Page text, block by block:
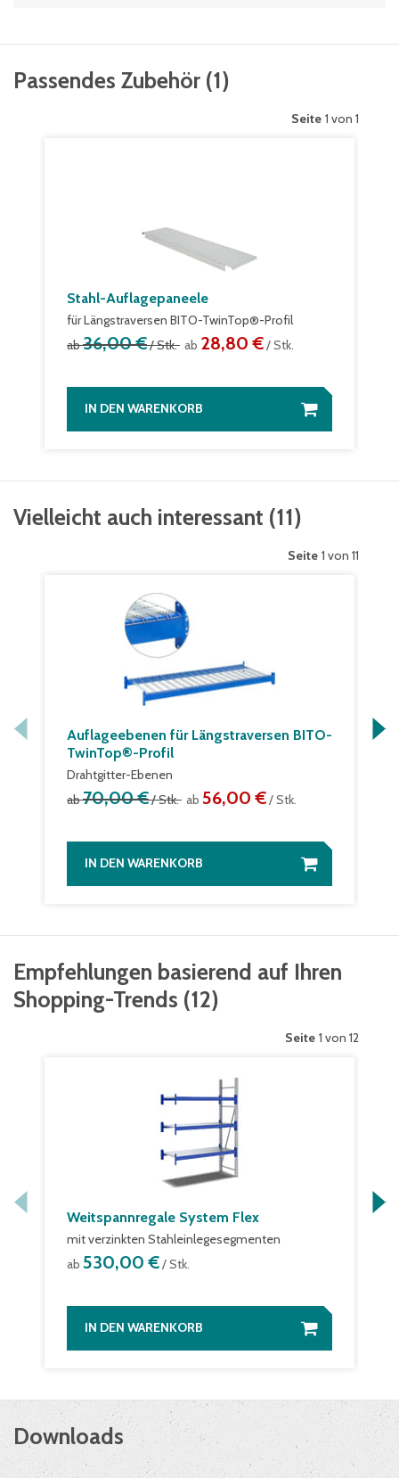
Passendes Zubehör (1)
Seite 1 von 1
Stahl-Auflagepaneele
für Längstraversen BITO-TwinTop®-Profil
ab36,00 €/ Stk. ab 28,80 €/ Stk.
IN DEN WARENKORB
Vielleicht auch interessant (11)
Seite 1 von 11
Auflageebenen für Längstraversen BITO-
TwinTop®-Profil
Drahtgitter-Ebenen
ab70,00 €/ Stk. ab 56,00 €/ Stk.
IN DEN WARENKORB
Empfehlungen basierend auf Ihren
Shopping-Trends (12)
Seite 1 von 12
Weitspannregale System Flex
mit verzinkten Stahleinlegesegmenten
ab 530,00 €/ Stk.
IN DEN WARENKORB
Downloads